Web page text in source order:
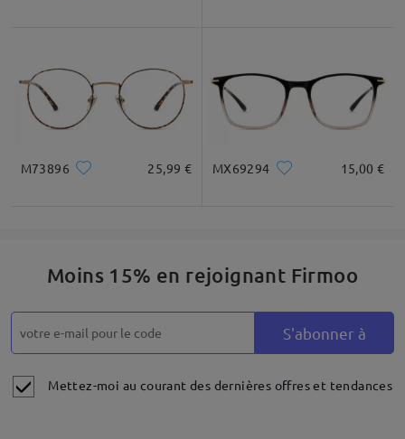
échange et un retour sous 60 jours : les lunettes non
conformes peuvent être échangées ou remboursées dans les
60 jours suivant leur réception. Seuls les frais de livraison
s'appliquent. N'hésitez pas à nous contacter si besoin. Bonne
Rédiger un avis
M73896 25,99 € MX69294 15,00 €
Moins 15% en rejoignant Firmoo
S'abonner à
Mettez-moi au courant des dernières offres et tendances